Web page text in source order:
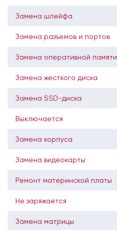
Замена шлейфа
Замена разъемов и портов
Замена оперативной памяти
Замена жесткого диска
Замена SSD-диска
Выключается
Замена корпуса
Замена видеокарты
Ремонт материнской платы
Не заряжается
Замена матрицы